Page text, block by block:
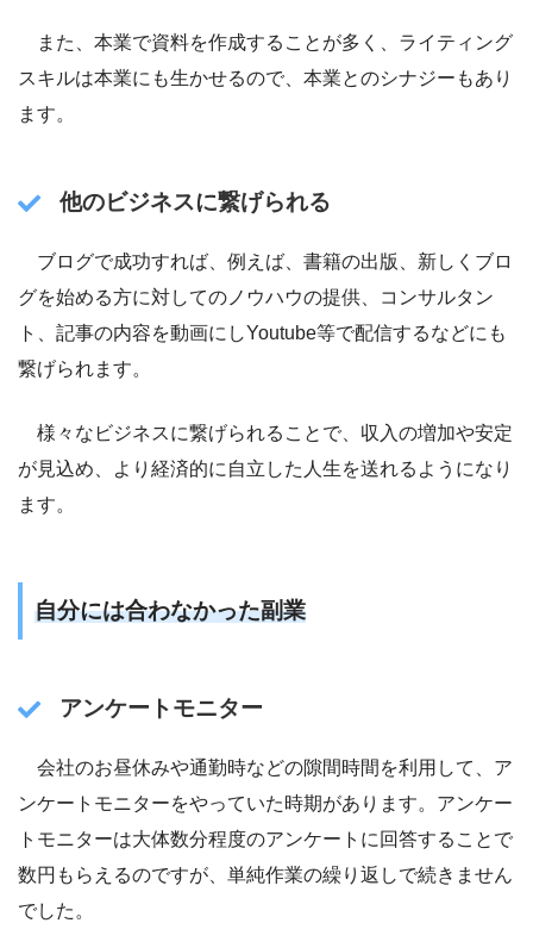
また、本業で資料を作成することが多く、ライティング
スキルは本業にも生かせるので、本業とのシナジーもあり
ます。
他のビジネスに繋げられる
ブログで成功すれば、例えば、書籍の出版、新しくブロ
グを始める方に対してのノウハウの提供、コンサルタン
ト、記事の内容を動画にしYoutube等で配信するなどにも
繋げられます。
様々なビジネスに繋げられることで、収入の増加や安定
が見込め、より経済的に自立した人生を送れるようになり
ます。
自分には合わなかった副業
アンケートモニター
会社のお昼休みや通勤時などの隙間時間を利用して、ア
ンケートモニターをやっていた時期があります。アンケー
トモニターは大体数分程度のアンケートに回答することで
数円もらえるのですが、単純作業の繰り返しで続きません
でした。